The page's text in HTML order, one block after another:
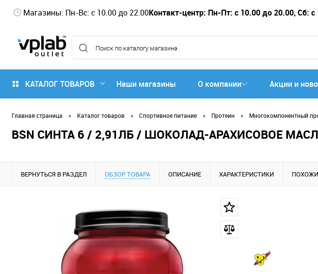
Магазины: Пн-Вс: с 10.00 до 22.00Контакт-центр: Пн-Пт: с 10.00 до 20.00, Сб:
КАТАЛОГ ТОВАРОВ Наши магазины О компании Акции и
Главная страница • Каталог товаров • Спортивное питание • Протеин • Многокомпонентный
BSN СИНТА 6 / 2,91ЛБ / ШОКОЛАД-АРАХИСОВОЕ
ВЕРНУТЬСЯ В РАЗДЕЛ ОБЗОР ТОВАРА ОПИСАНИЕ ХАРАКТЕРИСТИКИ